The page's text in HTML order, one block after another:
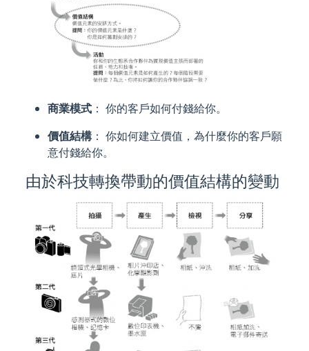
商業模式： 你的客戶如何付錢給你。
價值結構： 你如何建立價值，為什麼你的客戶願
意付錢給你。
由於科技轉換帶動的價值結構的變動